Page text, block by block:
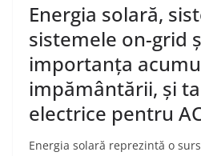
Energia solară,
sistemele on-grid
importanța
impământării, și
electrice pentru
Energia solară reprezintă o